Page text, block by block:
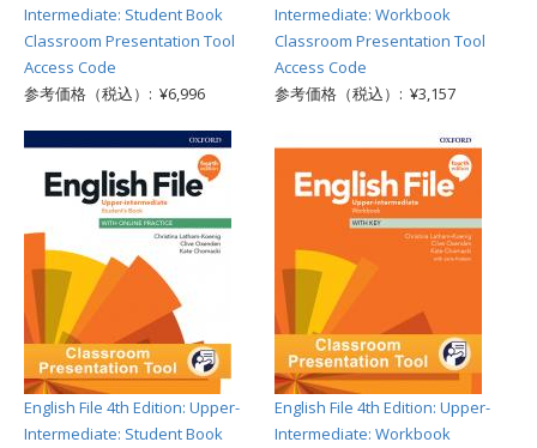
Intermediate: Student Book
Classroom Presentation Tool
Access Code
参考価格（税込）: ¥6,996
Intermediate: Workbook
Classroom Presentation Tool
Access Code
参考価格（税込）: ¥3,157
English File 4th Edition: Upper-
Intermediate: Student Book
English File 4th Edition: Upper-
Intermediate: Workbook